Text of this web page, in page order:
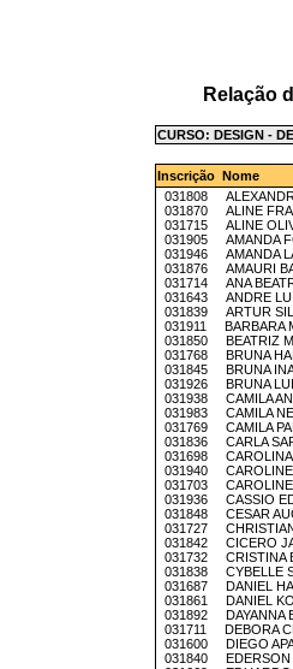
Relação
CURSO: DESIGN -
Inscrição Nome
031808
031870 ALINE
031715 ALINE
031905 AMANDA
031946 AMANDA
031876 AMAURI
031714 ANA
031643 ANDRE
031839 ARTUR
031911 BARBARA
031850 BEATRIZ
031768 BRUNA
031845 BRUNA
031926 BRUNA
031938 CAMILA
031983 CAMILA
031769 CAMILA
031836 CARLA
031698 CAROLINA
031940 CAROLINE
031703 CAROLINE
031936 CASSIO
031848 CESAR
031727
031842 CICERO
031732 CRISTINA
031838 CYBELLE
031687 DANIEL
031861 DANIEL
031892 DAYANNA
031711 DEBORA
031600 DIEGO
031840 EDERSON